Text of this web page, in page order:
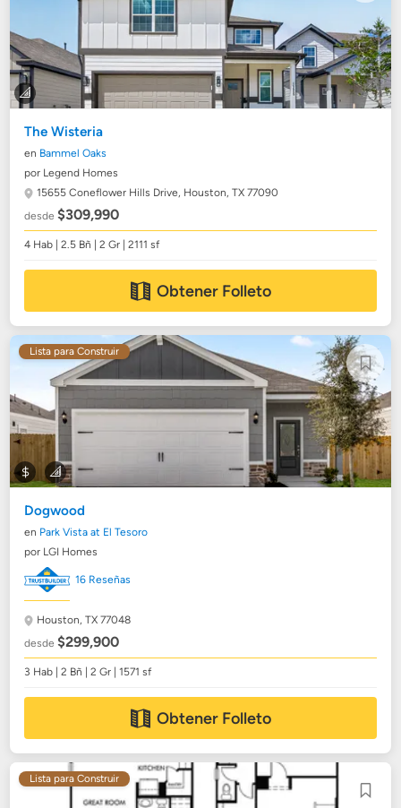
The Wisteria
en Bammel Oaks
por Legend Homes
15655 Coneflower Hills Drive, Houston, TX 77090
desde$309,990
4 Hab | 2.5 Bñ | 2 Gr | 2111 sf
Obtener Folleto
Lista para Construir
Dogwood
en Park Vista at El Tesoro
por LGI Homes
16 Reseñas
Houston, TX 77048
desde$299,900
3 Hab | 2 Bñ | 2 Gr | 1571 sf
Obtener Folleto
Lista para Construir